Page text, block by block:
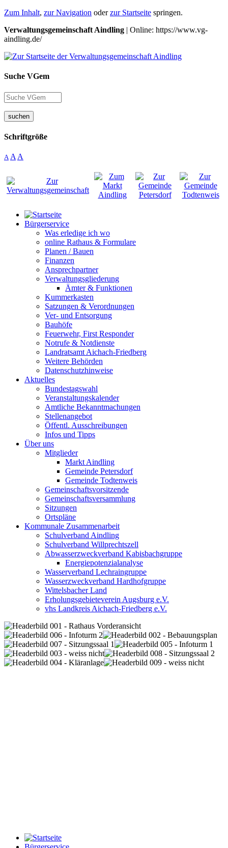
Zum Inhalt, zur Navigation oderzur Startseite springen.
Verwaltungsgemeinschaft Aindling | Online: https://www.vg-
aindling.de/
Suche VGem
suchen
Schriftgröße
A A A
Bürgerservice
Was erledige ich wo
online Rathaus & Formulare
Planen / Bauen
Finanzen
Ansprechpartner
Verwaltungsgliederung
Ämter & Funktionen
Kummerkasten
Satzungen & Verordnungen
Ver- und Entsorgung
Bauhöfe
Feuerwehr, First Responder
Notrufe & Notdienste
Landratsamt Aichach-Friedberg
Weitere Behörden
Datenschutzhinweise
Aktuelles
Bundestagswahl
Veranstaltungskalender
Amtliche Bekanntmachungen
Stellenangebot
Öffentl. Ausschreibungen
Infos und Tipps
Über uns
Mitglieder
Markt Aindling
Gemeinde Petersdorf
Gemeinde Todtenweis
Gemeinschaftsvorsitzende
Gemeinschaftsversammlung
Sitzungen
Ortspläne
Kommunale Zusammenarbeit
Schulverband Aindling
Schulverband Willprechtszell
Abwasserzweckverband Kabisbachgruppe
Energiepotenzialanalyse
Wasserverband Lechraingruppe
Wasserzweckverband Hardhofgruppe
Wittelsbacher Land
Erholungsgebieteverein Augsburg e.V.
vhs Landkreis Aichach-Friedberg e.V.